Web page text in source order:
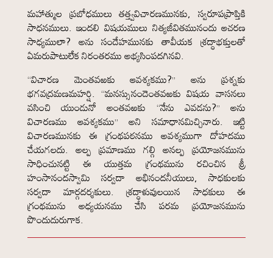
మహాత్ముల ప్రబోధములు తత్త్వవిచారణమునకు, స్వరూపప్రాప్తికి
సాధనములు. ఇందలి విషయములు నిత్యజీవితమునందు ఆచరణ
సాధ్యములా? అను సందేహమునకు తావీయక శ్రద్ధాభక్తులతో
ఏమరుపాటులేక నిరంతరము అభ్యసింపదగినవి.
“విచారణ మెంతవఱకు ఆవశ్యకము?” అను ప్రశ్నకు
భగవద్రమణమహర్షి. “మనస్సునందెంతవఱకు విషయ వాసనలు
వసించి యుండునో అంతవఱకు “నేను ఎవడను?” అను
విచారణము ఆవశ్యకము” అని సమాధానమిచ్చినారు. ఇట్టి
విచారణమునకు ఈ గ్రంథపఠనము అవశ్యముగా దోహదము
చేయగలదు. అల్ప ప్రమాణము గల్గి అనల్ప ప్రయోజనమును
సాధించునట్టి ఈ యుత్తమ గ్రంథమును రచించిన శ్రీ
హంసానందస్వామి సర్వదా అభినందనీయులు, సాధకులకు
సర్వదా మార్గదర్శకులు. శ్రద్ధాళువులయిన సాధకులు ఈ
గ్రంథమును అధ్యయనము చేసి పరమ ప్రయోజనమును
పొందుదురుగాక.